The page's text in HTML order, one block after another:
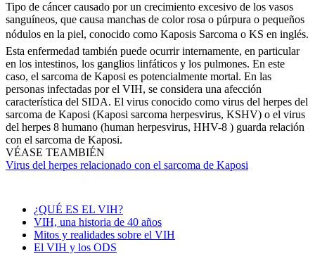
Tipo de cáncer causado por un crecimiento excesivo de los vasos
sanguíneos, que causa manchas de color rosa o púrpura o pequeños
nódulos en la piel, conocido como Kaposis Sarcoma o KS en inglés.
Esta enfermedad también puede ocurrir internamente, en particular
en los intestinos, los ganglios linfáticos y los pulmones. En este
caso, el sarcoma de Kaposi es potencialmente mortal. En las
personas infectadas por el VIH, se considera una afección
característica del SIDA. El virus conocido como virus del herpes del
sarcoma de Kaposi (Kaposi sarcoma herpesvirus, KSHV) o el virus
del herpes 8 humano (human herpesvirus, HHV-8 ) guarda relación
con el sarcoma de Kaposi.
VÉASE TEAMBIÉN
Virus del herpes relacionado con el sarcoma de Kaposi
¿QUÉ ES EL VIH?
VIH, una historia de 40 años
Mitos y realidades sobre el VIH
El VIH y los ODS